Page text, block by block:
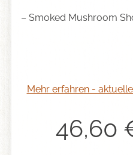
– Smoked Mushroom
Mehr erfahren -
46,60